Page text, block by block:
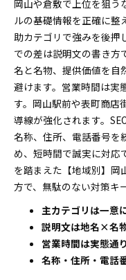
岡山や倉敷で上位を狙う
ルの基礎情報を正確に整
助カテゴリで強みを後押
での差は説明文の書き方
名と名物、提供価値を自
避けます。営業時間は実
す。岡山駅前や表町商店
導線が強化されます。
名称、住所、電話番号を
め、短時間で誠実に対応
を踏まえた【地域別】岡
方で、無駄のない対策キ
主カテゴリは一意
説明文は地名×名
営業時間は実態通
名称・住所・電話